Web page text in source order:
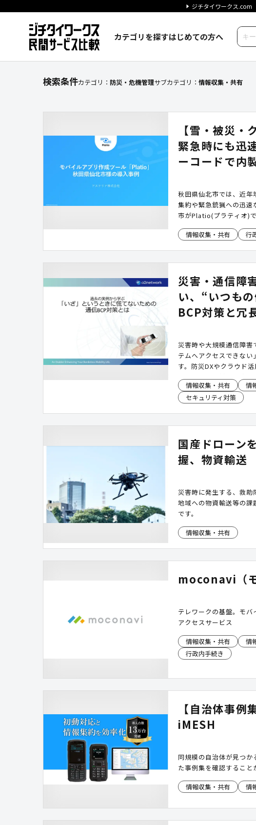
ジチタイワークス.com
カテゴリを探すはじめての方へ
【情報収集・共有】に関する検索
検索条件カテゴリ： 防災・危機管理サブカテゴリ： 情報収集・共有
【雪・被災・
緊急時にも迅
ーコードで内
秋田県仙北市では、近
集約や緊急銃猟への迅速
市がPlatio(プラティオ)
リ」に、現場で必要と
できる機能を追加。職員
製。位置情報付き報告と
正確性が大きく向上して
情報収集・共有 行
災害・通信障
い、“いつも
BCP対策と冗
災害時や大規模通信障
テムへアクセスできな
す。防災DXやクラウド
ービスや災害対応業務
ベリーpro®」は、3大キ
別回線へ切り替える通信
情報収集・共有 情
セキュリティ対策
国産ドローン
握、物資輸送
災害時に発生する、救
地域への物資輸送等の
です。
情報収集・共有
moconavi（モ
テレワークの基盤。モ
アクセスサービス
情報収集・共有 情
行政内手続き
【自治体事例
iMESH
同規模の自治体が見つか
た事例集を確認すること
情報収集・共有 情